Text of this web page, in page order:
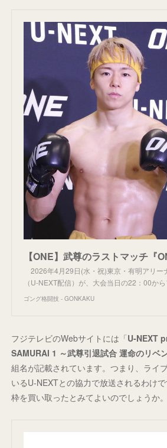
2026年4月29日(水・祝)東京・有明アリー
（U-NEXT配信）が、大会当日の22：00か
ゴング格闘技 - GONKAKU
フジテレビのWebサイトには「U-NEXT
SAMURAI 1 ～武尊引退試合 運命のリベ
組名が記載されています。つまり、ライ
いるU-NEXTとの協力で放送されるわけ
枠を買い取ったとみてよいのでしょうか。